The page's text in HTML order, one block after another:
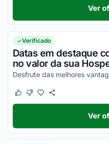
Ver
Verificado
Datas em destaque
no valor da sua
Este cupom funcionou
Este cupom não funcionou
Ver